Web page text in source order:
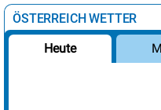
ÖSTERREICH WETTER
Heute